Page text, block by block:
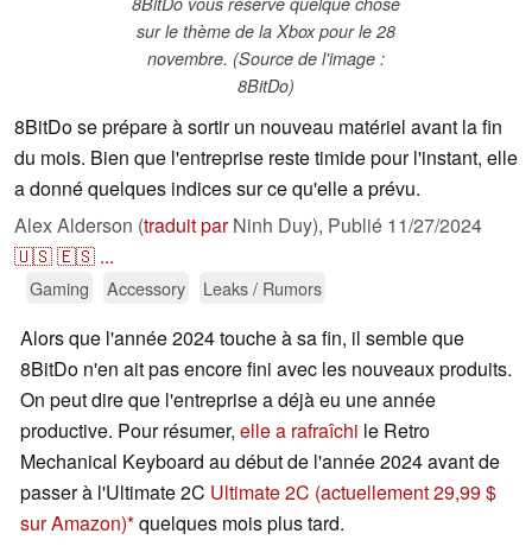
sur le thème de la Xbox pour le 28
novembre. (Source de l'image :
8BitDo)
8BitDo se prépare à sortir un nouveau matériel avant la fin
du mois. Bien que l'entreprise reste timide pour l'instant, elle
a donné quelques indices sur ce qu'elle a prévu.
Alex Alderson (traduit parNinh Duy), Publié 11/27/2024
🇺🇸🇪🇸 ...
Gaming Accessory Leaks / Rumors
Alors que l'année 2024 touche à sa fin, il semble que
8BitDo n'en ait pas encore fini avec les nouveaux produits.
On peut dire que l'entreprise a déjà eu une année
productive. Pour résumer, elle a rafraîchi le Retro
Mechanical Keyboard au début de l'année 2024 avant de
passer à l'Ultimate 2C Ultimate 2C (actuellement 29,99 $
sur Amazon) quelques mois plus tard.